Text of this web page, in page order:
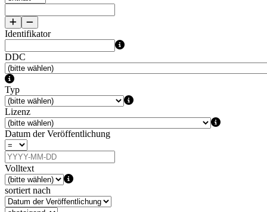
Identifikator
DDC
Typ
Lizenz
Datum der Veröffentlichung
Volltext
sortiert nach